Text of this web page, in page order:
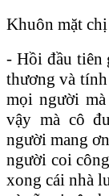
Khuôn mặt
- Hồi đầu tiên
thương và
mọi người
vậy mà cô
người mang
người coi
xong cái nhà